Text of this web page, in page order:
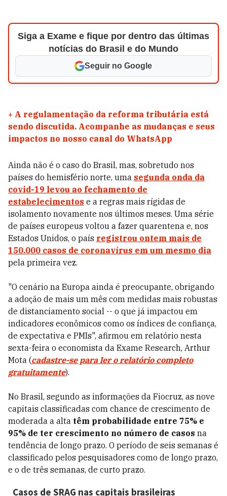
Siga a Exame e fique por dentro das últimas
notícias do Brasil e do Mundo
Seguir no Google
+ A regulamentação da reforma tributária está
sendo discutida. Acompanhe as mudanças e seus
impactos no nosso canal do WhatsApp
Ainda não é o caso do Brasil, mas, sobretudo nos
países do hemisfério norte, uma segunda onda da
covid-19 levou ao fechamento de
estabelecimentos e a regras mais rígidas de
isolamento novamente nos últimos meses. Uma série
de países europeus voltou a fazer quarentena e, nos
Estados Unidos, o país registrou ontem mais de
150.000 casos de coronavírus em um mesmo dia
pela primeira vez.
"O cenário na Europa ainda é preocupante, obrigando
a adoção de mais um mês com medidas mais robustas
de distanciamento social -- o que já impactou em
indicadores econômicos como os índices de confiança,
de expectativa e PMIs", afirmou em relatório nesta
sexta-feira o economista da Exame Research, Arthur
Mota (cadastre-se para ler o relatório completo
gratuitamente).
No Brasil, segundo as informações da Fiocruz, as nove
capitais classificadas com chance de crescimento de
moderada a alta têm probabilidade entre 75% e
95% de ter crescimento no número de casos na
tendência de longo prazo. O período de seis semanas é
classificado pelos pesquisadores como de longo prazo,
e o de três semanas, de curto prazo.